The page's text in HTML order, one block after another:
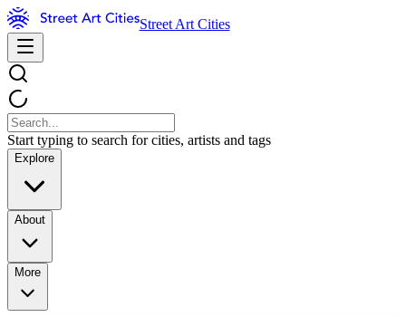
Street Art Cities
Start typing to search for cities, artists and tags
Explore
About
More